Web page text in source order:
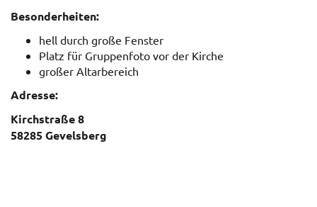
Besonderheiten:
hell durch große Fenster
Platz für Gruppenfoto vor der Kirche
großer Altarbereich
Adresse:
Kirchstraße 8
58285 Gevelsberg